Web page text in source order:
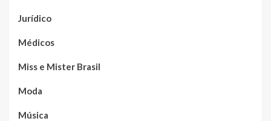
Jurídico
Médicos
Miss e Mister Brasil
Moda
Música